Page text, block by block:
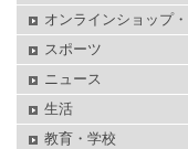
オンラインショップ
スポーツ
ニュース
生活
教育・学校